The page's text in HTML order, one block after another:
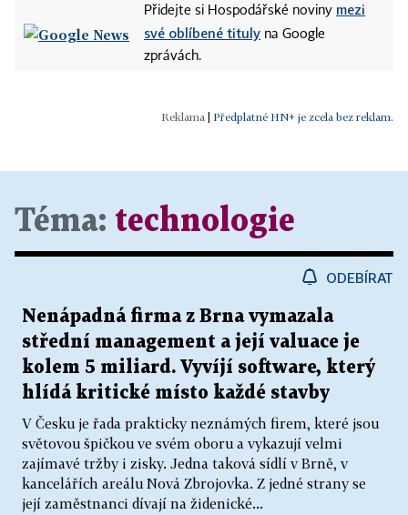
Přidejte si Hospodářské noviny mezi
své oblíbené tituly na Google
zprávách.
Předplatné HN+ je zcela bez reklam.
Téma: technologie
ODEBÍRAT
Nenápadná firma z Brna vymazala
střední management a její valuace je
kolem 5 miliard. Vyvíjí software, který
hlídá kritické místo každé stavby
V Česku je řada prakticky neznámých firem, které jsou
světovou špičkou ve svém oboru a vykazují velmi
zajímavé tržby i zisky. Jedna taková sídlí v Brně, v
kancelářích areálu Nová Zbrojovka. Z jedné strany se
její zaměstnanci dívají na židenické...